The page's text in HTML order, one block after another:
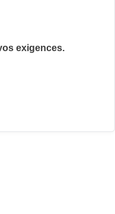
exigences.